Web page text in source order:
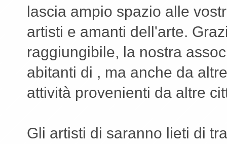
lascia ampio spazio alle
artisti e amanti dell'arte.
raggiungibile, la nostra
abitanti di , ma anche da
attività provenienti da altre
Gli artisti di saranno lieti di